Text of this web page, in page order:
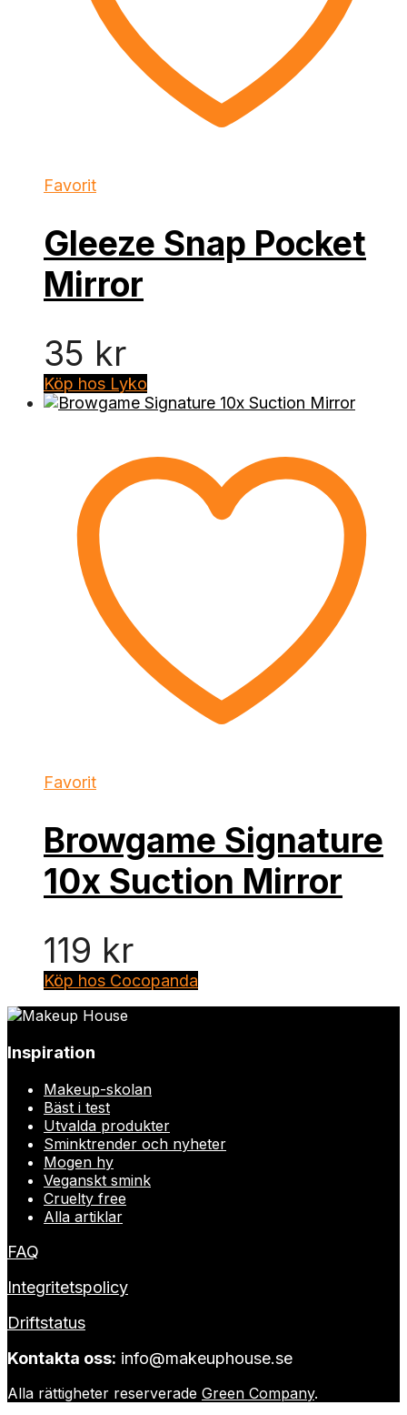
Favorit
Gleeze Snap Pocket
Mirror
35 kr
Köp hos Lyko
Favorit
Browgame Signature
10x Suction Mirror
119 kr
Köp hos Cocopanda
Inspiration
Makeup-skolan
Bäst i test
Utvalda produkter
Sminktrender och nyheter
Mogen hy
Veganskt smink
Cruelty free
Alla artiklar
FAQ
Integritetspolicy
Driftstatus
Kontakta oss: info@makeuphouse.se
Alla rättigheter reserverade Green Company.